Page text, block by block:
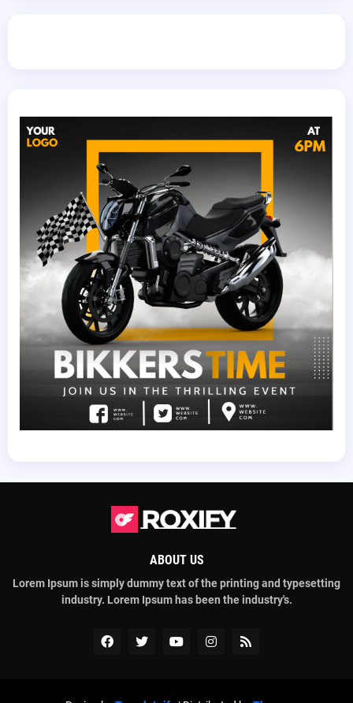
ABOUT US
Lorem Ipsum is simply dummy text of the printing and typesetting
industry. Lorem Ipsum has been the industry's.